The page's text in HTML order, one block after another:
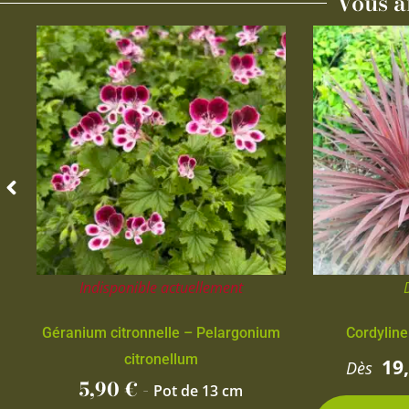
Indisponible actuellement
Géranium citronnelle – Pelargonium
citronellum
5,90€ - Pot de 13 cm
Dès